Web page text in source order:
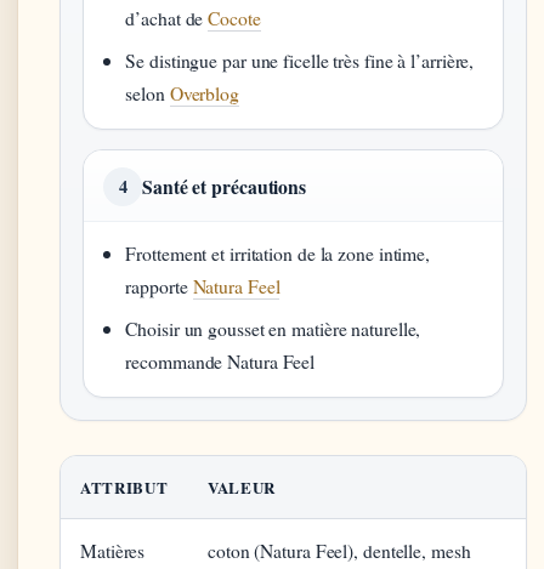
d’achat deCocote
Se distingue par une ficelle très fine à l’arrière,
selon Overblog
4 Santé et précautions
Frottement et irritation de la zone intime,
rapporteNatura Feel
Choisir un gousset en matière naturelle,
recommande Natura Feel
ATTRIBUT VALEUR
Matières coton (Natura Feel), dentelle, mesh